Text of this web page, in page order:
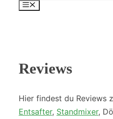
Menü
Reviews
Hier findest du Reviews
Entsafter, Standmixer,